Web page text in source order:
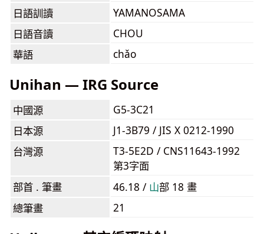
日語訓讀
YAMANOSAMA
日語音讀
CHOU
華語
chǎo
Unihan — IRG Source
中國源
G5-3C21
日本源
J1-3B79 / JIS X 0212-1990
台灣源
T3-5E2D / CNS11643-1992
第3字面
部首 . 筆畫
46.18 / ⼭部 18 畫
總筆畫
21